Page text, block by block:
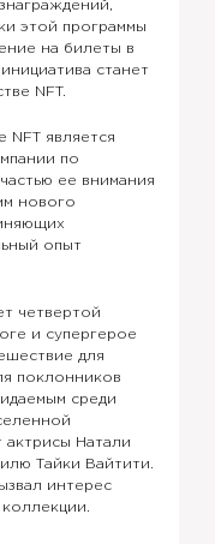
этой программы
на билеты в
станет
NFT.
является
по
ее внимания
нового
опыт
четвертой
и супергерое
для
поклонников
среди
актрисы Натали
Тайки Вайтити.
интерес